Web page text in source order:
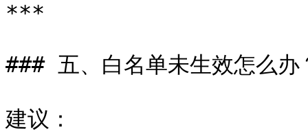
***
### 五、白名单未生效怎么办
建议：